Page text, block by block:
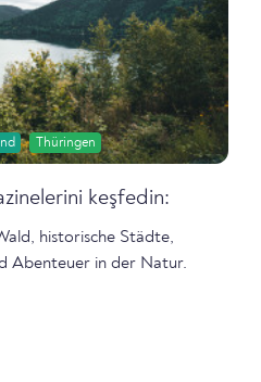
Thüringen
keşfedin:
historische Städte,
Abenteuer in der Natur.